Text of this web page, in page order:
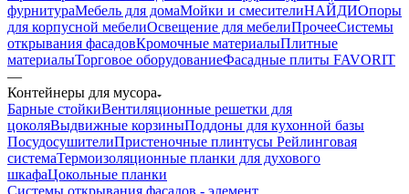
фурнитураМебель для домаМойки и смесителиНАЙДИОпоры
для корпусной мебелиОсвещение для мебелиПрочееСистемы
открывания фасадовКромочные материалыПлитные
материалыТорговое оборудованиеФасадные плиты FAVORIT
—
Контейнеры для мусора
Барные стойкиВентиляционные решетки для
цоколяВыдвижные корзиныПоддоны для кухонной базы
ПосудосушителиПристеночные плинтусы Рейлинговая
системаТермоизоляционные планки для духового
шкафаЦокольные планки
Системы открывания фасадов - элемент